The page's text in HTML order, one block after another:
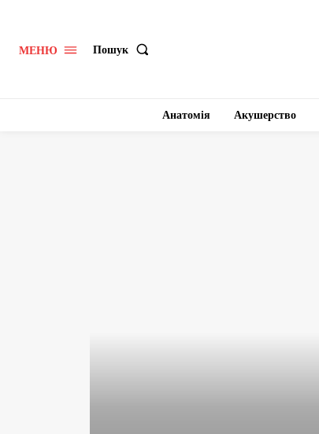
МЕНЮ Пошук
Анатомія Акушерство